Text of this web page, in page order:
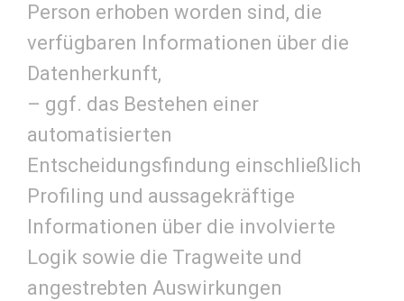
Person erhoben worden sind, die
verfügbaren Informationen über die
Datenherkunft,
– ggf. das Bestehen einer
automatisierten
Entscheidungsfindung einschließlich
Profiling und aussagekräftige
Informationen über die involvierte
Logik sowie die Tragweite und
angestrebten Auswirkungen